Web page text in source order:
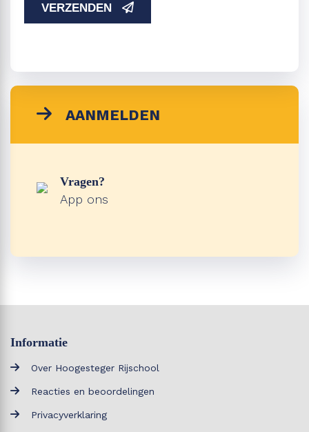
VERZENDEN
AANMELDEN
Vragen?
App ons
Informatie
Over Hoogesteger Rijschool
Reacties en beoordelingen
Privacyverklaring